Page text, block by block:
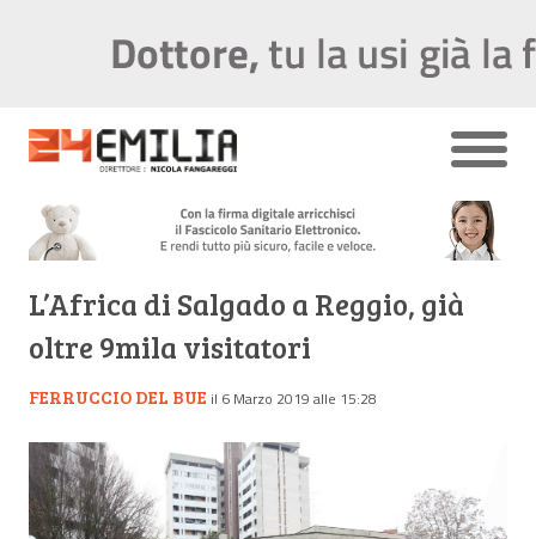
L’Africa di Salgado a Reggio, già
oltre 9mila visitatori
FERRUCCIO DEL BUE il 6 Marzo 2019 alle 15:28